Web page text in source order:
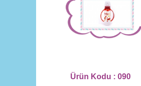
Ürün Kodu : 090